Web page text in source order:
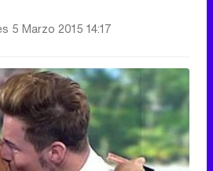
5 Marzo 2015 14:17